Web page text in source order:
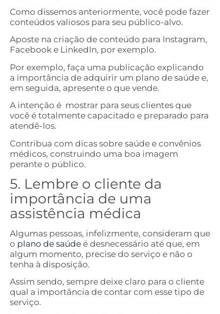
Como dissemos anteriormente, você pode fazer
conteúdos valiosos para seu público-alvo.
Aposte na criação de conteúdo para Instagram,
Facebook e LinkedIn, por exemplo.
Por exemplo, faça uma publicação explicando
a importância de adquirir um plano de saúde e,
em seguida, apresente o que vende.
A intenção é mostrar para seus clientes que
você é totalmente capacitado e preparado para
atendê-los.
Contribua com dicas sobre saúde e convênios
médicos, construindo uma boa imagem
perante o público.
5. Lembre o cliente da
importância de uma
assistência médica
Algumas pessoas, infelizmente, consideram que
o plano de saúde é desnecessário até que, em
algum momento, precise do serviço e não o
tenha à disposição.
Assim sendo, sempre deixe claro para o cliente
qual a importância de contar com esse tipo de
serviço.